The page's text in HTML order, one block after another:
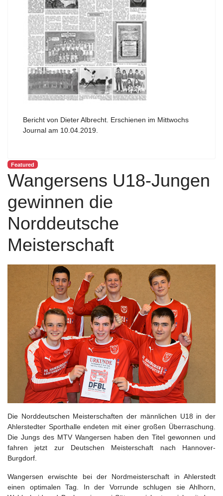
Bericht von Dieter Albrecht. Erschienen im Mittwochs
Journal am 10.04.2019.
Featured
Wangersens U18-Jungen
gewinnen die
Norddeutsche
Meisterschaft
Die Norddeutschen Meisterschaften der männlichen U18 in der
Ahlerstedter Sporthalle endeten mit einer großen Überraschung.
Die Jungs des MTV Wangersen haben den Titel gewonnen und
fahren jetzt zur Deutschen Meisterschaft nach Hannover-
Burgdorf.
Wangersen erwischte bei der Nordmeisterschaft in Ahlerstedt
einen optimalen Tag. In der Vorrunde schlugen sie Ahlhorn,